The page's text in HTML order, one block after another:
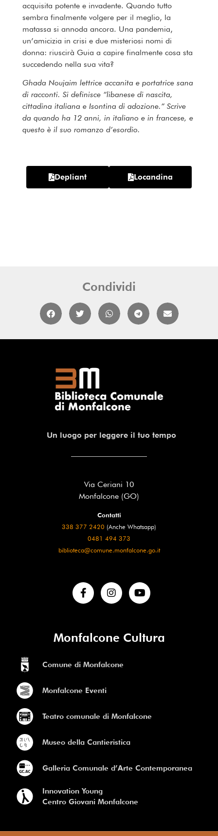
acquisita potente e invadente. Quando tutto
sembra finalmente volgere per il meglio, la
matassa si annoda ancora. Una pandemia,
un’amicizia in crisi e due misteriosi nomi di
donna: riuscirà Guia a capire finalmente cosa sta
succedendo nella sua vita?
Ghada Noujaim lettrice accanita e portatrice sana
di racconti. Si definisce “libanese di nascita,
cittadina italiana e Isontina di adozione.” Scrive
da quando ha 12 anni, in italiano e in francese, e
questo è il suo romanzo d’esordio.
Depliant Locandina
Condividi
Un luogo per leggere il tuo tempo
Via Ceriani 10
Monfalcone (GO)
Contatti
338 377 2420 (Anche Whatsapp)
0481 494 373
biblioteca@comune.monfalcone.go.it
Monfalcone Cultura
Comune di Monfalcone
Monfalcone Eventi
Teatro comunale di Monfalcone
Museo della Cantieristica
Galleria Comunale d’Arte Contemporanea
Innovation Young
Centro Giovani Monfalcone